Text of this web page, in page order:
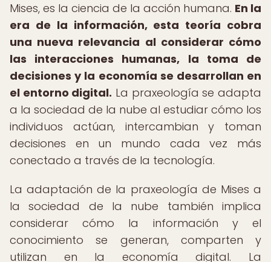
Mises, es la ciencia de la acción humana. En la
era de la información, esta teoría cobra
una nueva relevancia al considerar cómo
las interacciones humanas, la toma de
decisiones y la economía se desarrollan en
el entorno digital. La praxeología se adapta
a la sociedad de la nube al estudiar cómo los
individuos actúan, intercambian y toman
decisiones en un mundo cada vez más
conectado a través de la tecnología.
La adaptación de la praxeología de Mises a
la sociedad de la nube también implica
considerar cómo la información y el
conocimiento se generan, comparten y
utilizan en la economía digital. La